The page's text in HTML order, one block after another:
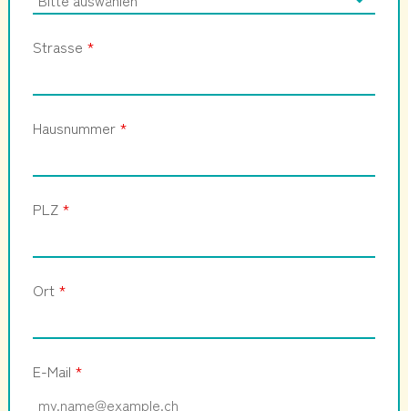
Strasse *
Hausnummer *
PLZ *
Ort *
E-Mail *